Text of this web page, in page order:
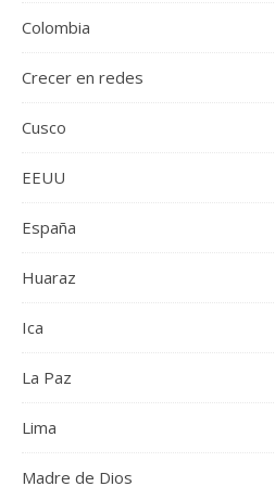
Colombia
Crecer en redes
Cusco
EEUU
España
Huaraz
Ica
La Paz
Lima
Madre de Dios